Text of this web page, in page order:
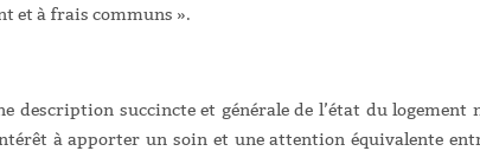
et à frais communs ».
description succincte et générale de l’état du logement
à apporter un soin et une attention équivalente